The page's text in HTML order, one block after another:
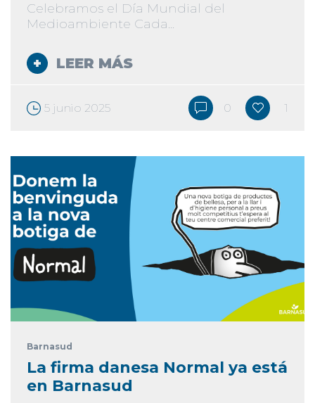
Celebramos el Día Mundial del
Medioambiente Cada...
LEER MÁS
5 junio 2025 0 1
Barnasud
La firma danesa Normal ya está
en Barnasud